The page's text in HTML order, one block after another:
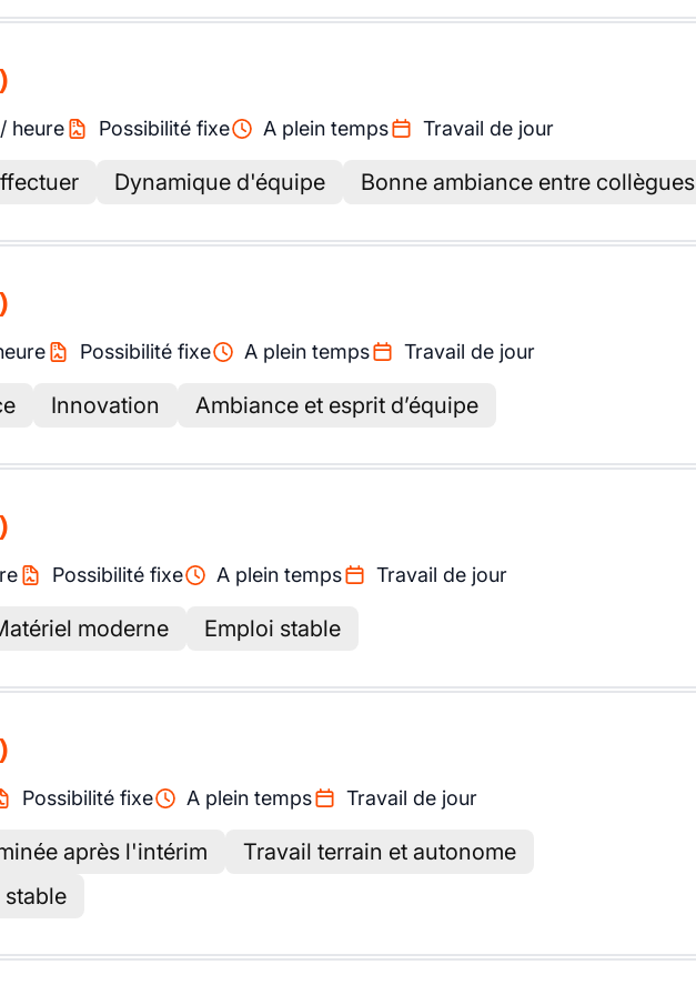
heure Possibilité fixe A plein temps Travail de jour
Dynamique d'équipe Bonne ambiance entre collègues
Possibilité fixe A plein temps Travail de jour
Innovation Ambiance et esprit d’équipe
Possibilité fixe A plein temps Travail de jour
moderne Emploi stable
Possibilité fixe A plein temps Travail de jour
après l'intérim
Travail terrain et autonome
stable